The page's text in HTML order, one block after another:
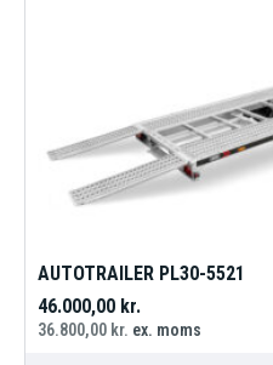
AUTOTRAILER PL30-5521
46.000,00 kr.
36.800,00 kr. ex. moms